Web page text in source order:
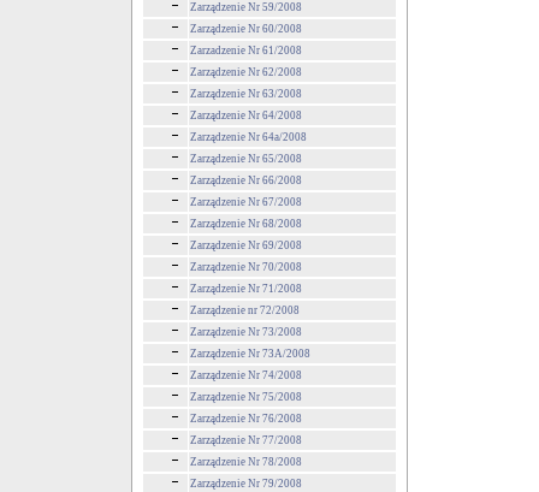
Zarządzenie Nr 59/2008
Zarządzenie Nr 60/2008
Zarzadzenie Nr 61/2008
Zarządzenie Nr 62/2008
Zarządzenie Nr 63/2008
Zarządzenie Nr 64/2008
Zarządzenie Nr 64a/2008
Zarządzenie Nr 65/2008
Zarządzenie Nr 66/2008
Zarządzenie Nr 67/2008
Zarządzenie Nr 68/2008
Zarządzenie Nr 69/2008
Zarządzenie Nr 70/2008
Zarządzenie Nr 71/2008
Zarządzenie nr 72/2008
Zarządzenie Nr 73/2008
Zarządzenie Nr 73A/2008
Zarządzenie Nr 74/2008
Zarządzenie Nr 75/2008
Zarządzenie Nr 76/2008
Zarządzenie Nr 77/2008
Zarządzenie Nr 78/2008
Zarządzenie Nr 79/2008